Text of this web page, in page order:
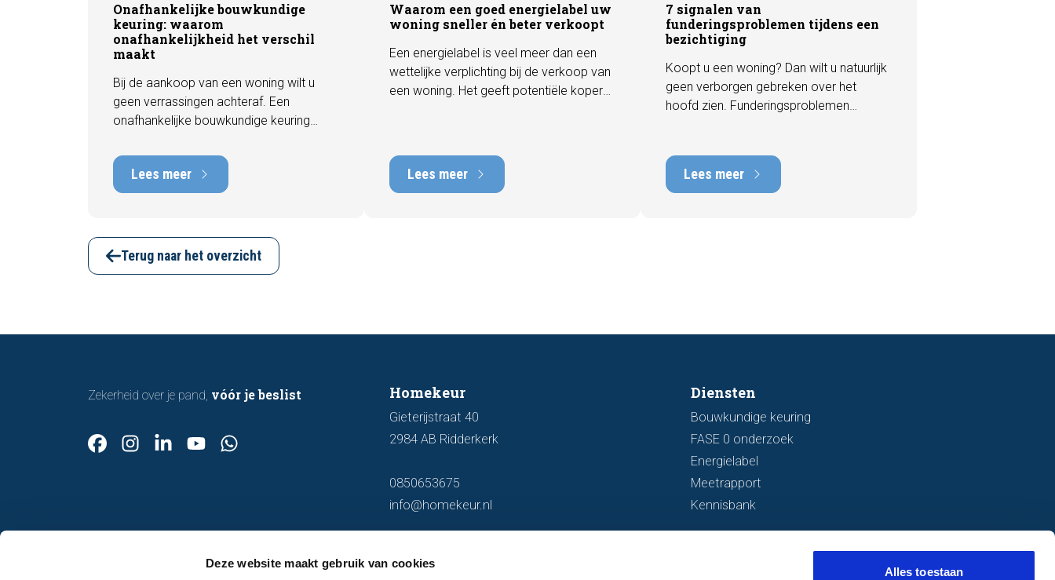
Deze website maakt gebruik van cookies
Alles toestaan
Onafhankelijke bouwkundige
keuring: waarom
onafhankelijkheid het verschil
maakt
Bij de aankoop van een woning wilt u
geen verrassingen achteraf. Een
onafhankelijke bouwkundige keuring
technische staat van de woning, inclusief
eventuele gebreken, onderhoudspunten
en te verwachten herstelkosten. In deze
zo belangrijk is en hoe een deskundige
bouwkundige inspectie u helpt om met
vertrouwen een woning te kopen of te
Lees meer
Waarom een goed energielabel uw
woning sneller én beter verkoopt
Een energielabel is veel meer dan een
wettelijke verplichting bij de verkoop van
een woning. Het geeft potentiële kopers
waarde. In deze blog leggen we uit
waarom een actueel energielabel
Lees meer
7 signalen van
funderingsproblemen tijdens een
bezichtiging
Koopt u een woning? Dan wilt u natuurlijk
geen verborgen gebreken over het
hoofd zien. Funderingsproblemen
met herstelkosten die kunnen oplopen
tot tienduizenden euro's. Gelukkig zijn er
Lees meer
Terug naar het overzicht
Zekerheid over je pand, vóór je beslist Homekeur
Gieterijstraat 40
2984 AB Ridderkerk
0850653675
info@homekeur.nl
Diensten
Bouwkundige keuring
FASE 0 onderzoek
Energielabel
Meetrapport
Kennisbank